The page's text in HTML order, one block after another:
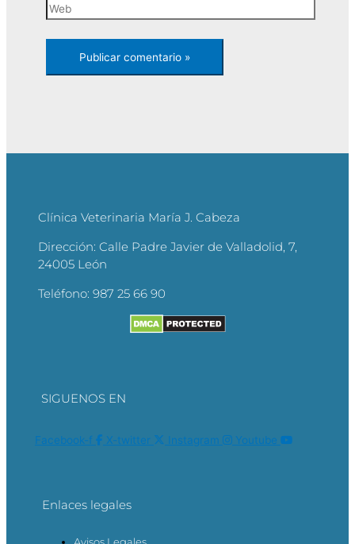
Clínica Veterinaria María J. Cabeza
Dirección: Calle Padre Javier de Valladolid, 7,
24005 León
Teléfono: 987 25 66 90
SIGUENOS EN
Facebook-f X-twitter Instagram Youtube
Enlaces legales